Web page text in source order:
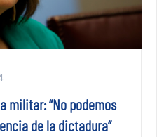
militar: “No podemos
de la dictadura”